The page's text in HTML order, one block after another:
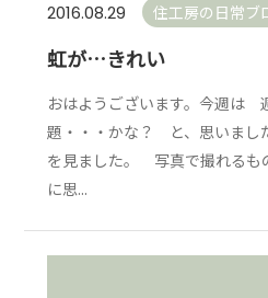
2016.08.29 住工房の日常ブ
虹が…きれい
おはようございます。今週は
題・・・かな？ と、思いまし
を見ました。 写真で撮れるも
に思...